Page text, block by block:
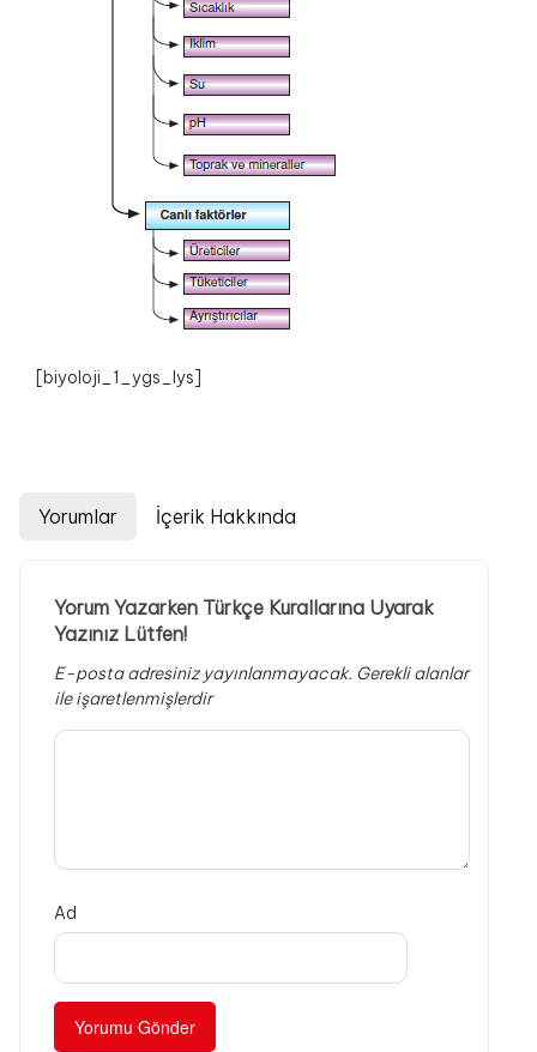
[biyoloji_1_ygs_lys]
Yorumlar İçerik Hakkında
Yorum Yazarken Türkçe Kurallarına Uyarak
Yazınız Lütfen!
E-posta adresiniz yayınlanmayacak. Gerekli alanlar
ile işaretlenmişlerdir
Ad